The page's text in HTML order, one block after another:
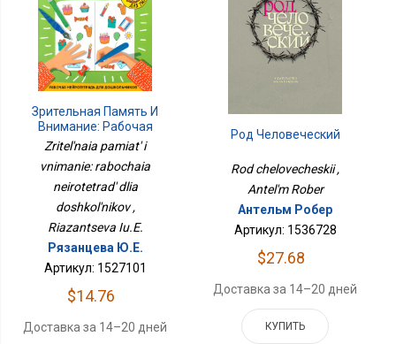
Зрительная Память И
Внимание: Рабочая
Нейротетрадь Для
Дошкольников
Zritel'naia pamiat' i
vnimanie: rabochaia
neirotetrad' dlia
doshkol'nikov ,
Riazantseva Iu.E.
Рязанцева Ю.Е.
Артикул: 1527101
$14.76
Доставка за 14–20 дней
Род Человеческий
Rod chelovecheskii ,
Antel'm Rober
Антельм Робер
Артикул: 1536728
$27.68
Доставка за 14–20 дней
КУПИТЬ